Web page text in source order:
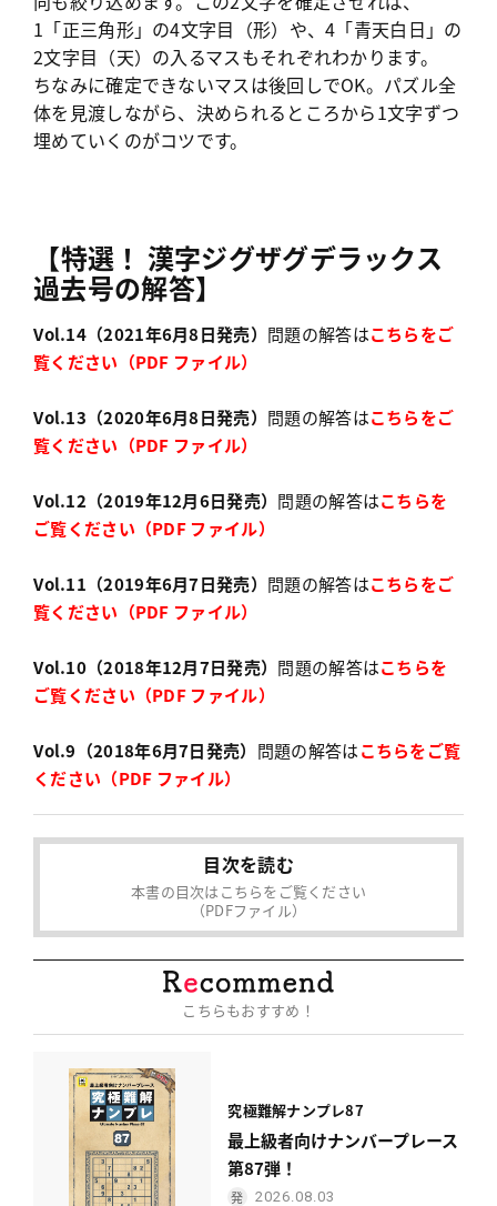
1「正三角形」の4文字目（形）や、4「青天白日」の
2文字目（天）の入るマスもそれぞれわかります。
ちなみに確定できないマスは後回しでOK。パズル全
体を見渡しながら、決められるところから1文字ずつ
埋めていくのがコツです。
【特選！ 漢字ジグザグデラックス
過去号の解答】
Vol.14（2021年6月8日発売） 問題の解答はこちらをご
覧ください（PDF ファイル）
Vol.13（2020年6月8日発売） 問題の解答はこちらをご
覧ください（PDF ファイル）
Vol.12（2019年12月6日発売） 問題の解答はこちらを
ご覧ください（PDF ファイル）
Vol.11（2019年6月7日発売） 問題の解答はこちらをご
覧ください（PDF ファイル）
Vol.10（2018年12月7日発売） 問題の解答はこちらを
ご覧ください（PDF ファイル）
Vol.9（2018年6月7日発売） 問題の解答はこちらをご覧
ください（PDF ファイル）
目次を読む
本書の目次はこちらをご覧ください
（PDFファイル）
こちらもおすすめ！
究極難解ナンプレ87
最上級者向けナンバープレース
第87弾！
2026.08.03